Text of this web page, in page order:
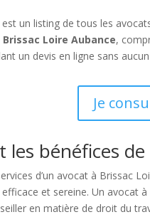
un listing de tous les
Loire Aubance,
un devis en ligne sans
Je
les bénéfices
d’un avocat à Brissac
et sereine. Un avocat
en matière de droit du